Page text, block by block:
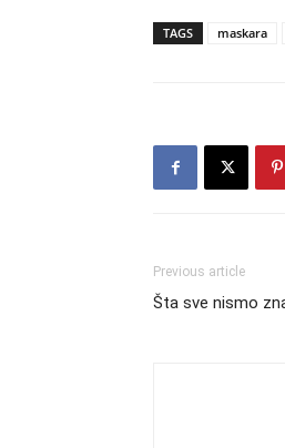
TAGS maskara
Previous article
Šta sve nismo